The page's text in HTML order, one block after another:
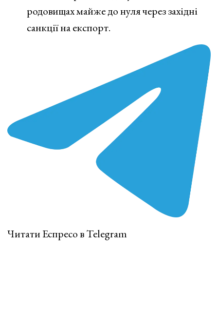
родовищах майже до нуля через західні
санкції на експорт.
Читати Еспресо в Telegram